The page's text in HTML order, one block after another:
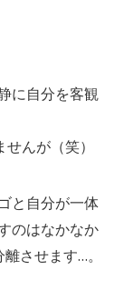
に自分を客観
んが（笑）
と自分が一体
のはなかなか
させます…。